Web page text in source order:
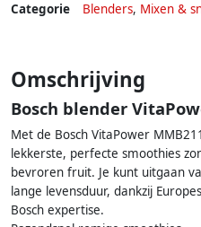
Categorie Blenders, Mixen &
Omschrijving
Bosch blender
Met de Bosch VitaPower
lekkerste, perfecte smoothies
bevroren fruit. Je kunt uitgaan
lange levensduur, dankzij
Bosch expertise.